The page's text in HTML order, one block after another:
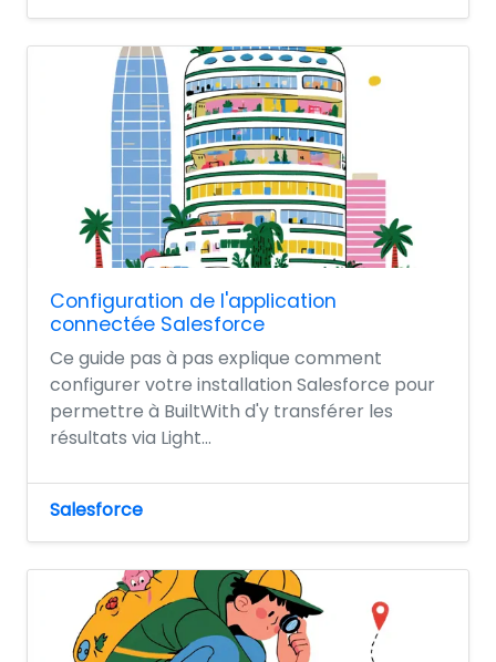
Configuration de l'application
connectée Salesforce
Ce guide pas à pas explique comment
configurer votre installation Salesforce pour
permettre à BuiltWith d'y transférer les
résultats via Light...
Salesforce